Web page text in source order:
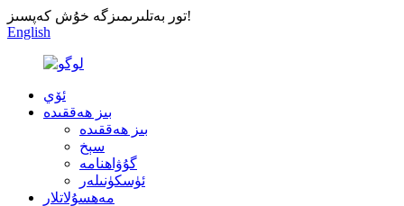
تور بەتلىرىمىزگە خۇش كەپسىز!
English
ئۆي
بىز ھەققىدە
بىز ھەققىدە
سېخ
گۇۋاھنامە
ئۈسكۈنىلەر
مەھسۇلاتلار